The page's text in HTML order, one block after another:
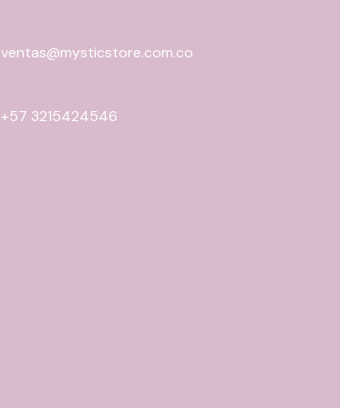
ventas@mysticstore.com.co
+57 3215424546